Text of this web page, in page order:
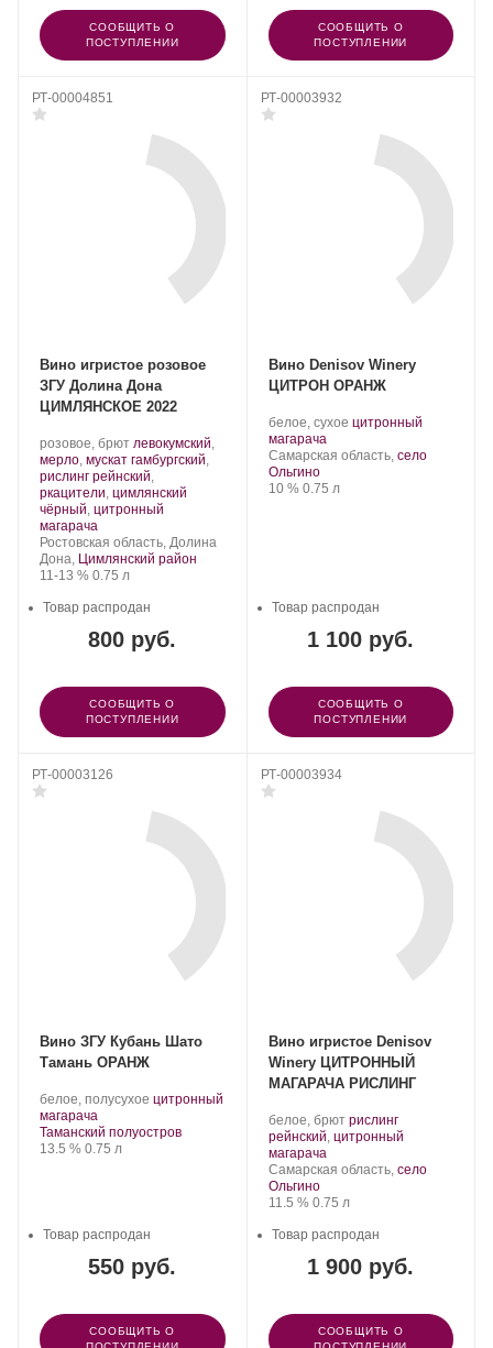
СООБЩИТЬ О
ПОСТУПЛЕНИИ
СООБЩИТЬ О
ПОСТУПЛЕНИИ
РТ-00004851
Вино игристое розовое
ЗГУ Долина Дона
ЦИМЛЯНСКОЕ 2022
Производитель:
Цимлянские
Вина.
розовое, брют .
Сорт
винограда:
левокумский,
мерло, мускат гамбургский,
рислинг рейнский,
ркацители, цимлянский
чёрный, цитронный
магарача
Регион:
Ростовская область, Долина
Дона, Цимлянский район
Крепость
11-13 %. Объем
0.75 л
800 руб.
Товар распродан
СООБЩИТЬ О
ПОСТУПЛЕНИИ
РТ-00003932
Вино Denisov Winery
ЦИТРОН ОРАНЖ
Производитель:
Denisov
Winery.
белое, сухое .
винограда:
цитронный
магарача.
Регион:
Самарская область, село
Ольгино
Крепость
10 %. Объем
0.75 л
1 100 руб.
Товар распродан
СООБЩИТЬ О
ПОСТУПЛЕНИИ
РТ-00003126
Вино ЗГУ Кубань Шато
Тамань ОРАНЖ
Производитель:
Шато
Тамань.
белое, полусухое .
винограда:
цитронный
магарача
Регион:
Таманский полуостров
Крепость
13.5 %. Объем
0.75 л
550 руб.
Товар распродан
СООБЩИТЬ О
РТ-00003934
Вино игристое Denisov
Winery ЦИТРОННЫЙ
МАГАРАЧА РИСЛИНГ
Производитель:
Denisov
Winery.
белое, брют .
Сорт
рислинг
рейнский, цитронный
магарача.
Регион:
Самарская область, село
Ольгино
Крепость
11.5 %. Объем
0.75 л
1 900 руб.
Товар распродан
СООБЩИТЬ О